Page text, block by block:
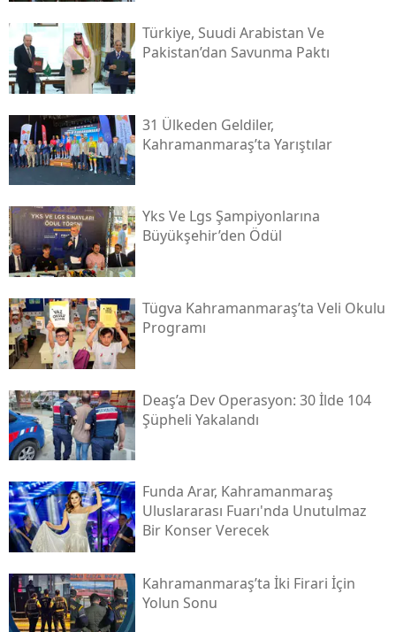
Türkiye, Suudi Arabistan Ve
Pakistan’dan Savunma Paktı
31 Ülkeden Geldiler,
Kahramanmaraş’ta Yarıştılar
Yks Ve Lgs Şampiyonlarına
Büyükşehir’den Ödül
Tügva Kahramanmaraş’ta Veli Okulu
Programı
Deaş’a Dev Operasyon: 30 İlde 104
Şüpheli Yakalandı
Funda Arar, Kahramanmaraş
Uluslararası Fuarı'nda Unutulmaz
Bir Konser Verecek
Kahramanmaraş’ta İki Firari İçin
Yolun Sonu